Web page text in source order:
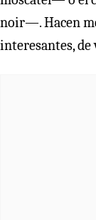
noir—. Hacen
interesantes, de